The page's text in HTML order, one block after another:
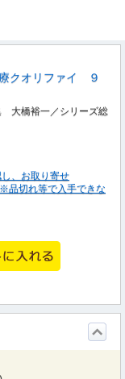
クオリファイ ９
大橋裕一／シリーズ総
、お取り寄せ
切れ等で入手できな